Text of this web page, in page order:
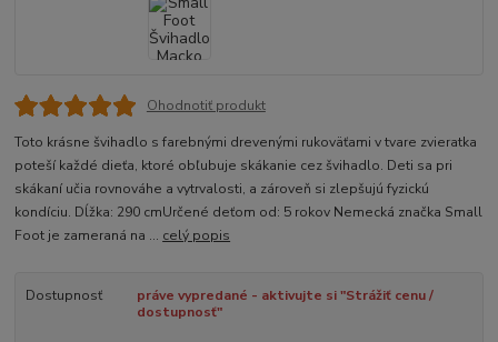
Ohodnotiť produkt
Toto krásne švihadlo s farebnými drevenými rukoväťami v tvare zvieratka
poteší každé dieťa, ktoré obľubuje skákanie cez švihadlo. Deti sa pri
skákaní učia rovnováhe a vytrvalosti, a zároveň si zlepšujú fyzickú
kondíciu. Dĺžka: 290 cmUrčené deťom od: 5 rokov Nemecká značka Small
Foot je zameraná na ... celý popis
Dostupnosť
práve vypredané - aktivujte si "Strážiť cenu /
dostupnosť"